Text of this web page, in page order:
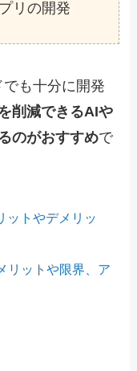
リの開発
も十分に開発
削減できるAIや
のがおすすめで
ットやデメリッ
リットや限界、ア